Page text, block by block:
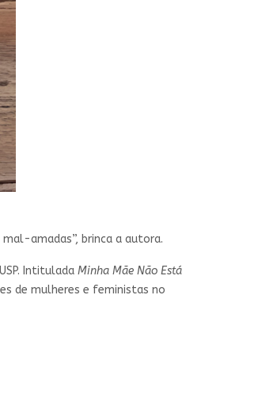
amadas”, brinca a autora.
Intitulada Minha Mãe Não Está
de mulheres e feministas no